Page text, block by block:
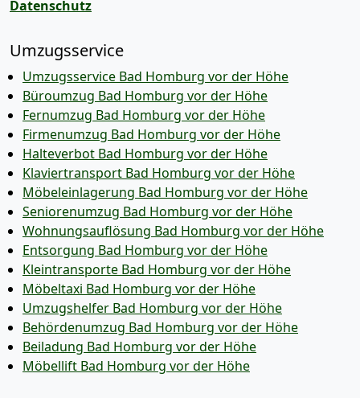
Datenschutz
Umzugsservice
Umzugsservice Bad Homburg vor der Höhe
Büroumzug Bad Homburg vor der Höhe
Fernumzug Bad Homburg vor der Höhe
Firmenumzug Bad Homburg vor der Höhe
Halteverbot Bad Homburg vor der Höhe
Klaviertransport Bad Homburg vor der Höhe
Möbeleinlagerung Bad Homburg vor der Höhe
Seniorenumzug Bad Homburg vor der Höhe
Wohnungsauflösung Bad Homburg vor der Höhe
Entsorgung Bad Homburg vor der Höhe
Kleintransporte Bad Homburg vor der Höhe
Möbeltaxi Bad Homburg vor der Höhe
Umzugshelfer Bad Homburg vor der Höhe
Behördenumzug Bad Homburg vor der Höhe
Beiladung Bad Homburg vor der Höhe
Möbellift Bad Homburg vor der Höhe